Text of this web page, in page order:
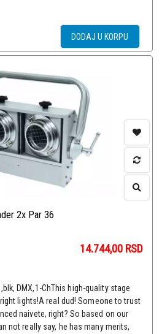
DODAJ U KORPU
2x Par 36
14.744,00 RSD
DMX,1-ChThis high-quality stage
lights!A real dud! Someone to trust
naivete, right? So based on our
not really say, he has many merits,